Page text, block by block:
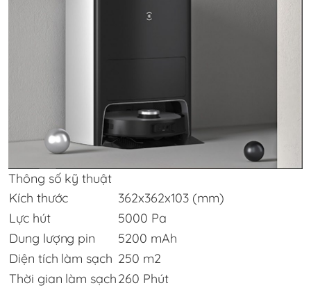
Thông số kỹ thuật
Kích thước
362x362x103 (mm)
Lực hút
5000 Pa
Dung lượng pin
5200 mAh
Diện tích làm sạch 250 m2
Thời gian làm sạch260 Phút